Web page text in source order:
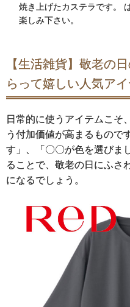
焼き上げたカステラです。
楽しみ下さい。
【生活雑貨】敬老の
らって嬉しい人気ア
日常的に使うアイテムこそ
う付加価値が高まるもので
す」、「〇〇が色を選びま
ることで、敬老の日にふさ
になるでしょう。